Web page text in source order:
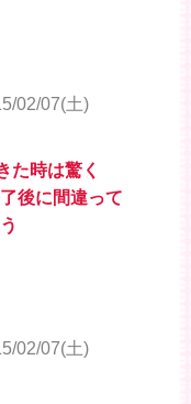
02/07(土)
た時は驚く
後に間違って
02/07(土)